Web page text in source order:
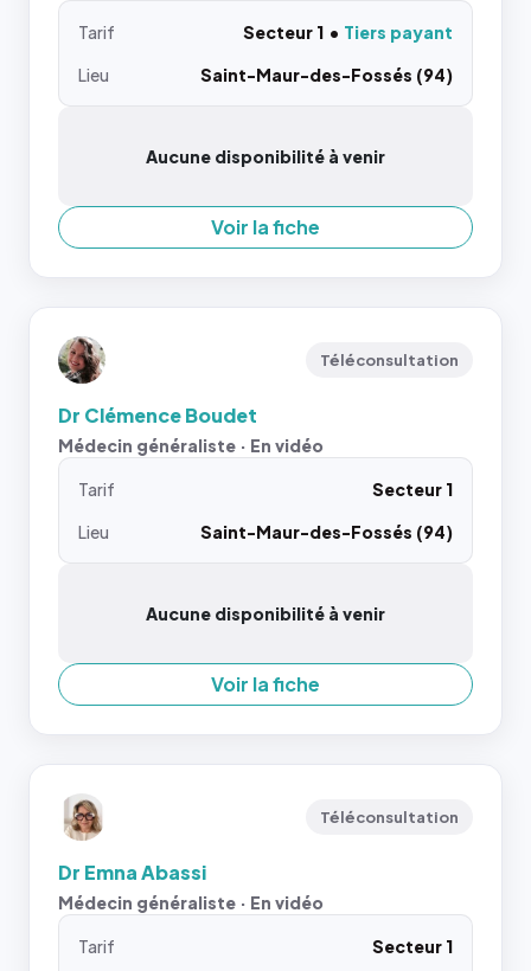
Tarif Secteur 1
Tiers payant
Lieu
Saint-Maur-des-Fossés (94)
Aucune disponibilité à venir
Voir la fiche
Téléconsultation
Dr Clémence Boudet
Médecin généraliste · En vidéo
Tarif
Secteur 1
Lieu
Saint-Maur-des-Fossés (94)
Aucune disponibilité à venir
Voir la fiche
Téléconsultation
Dr Emna Abassi
Médecin généraliste · En vidéo
Tarif
Secteur 1